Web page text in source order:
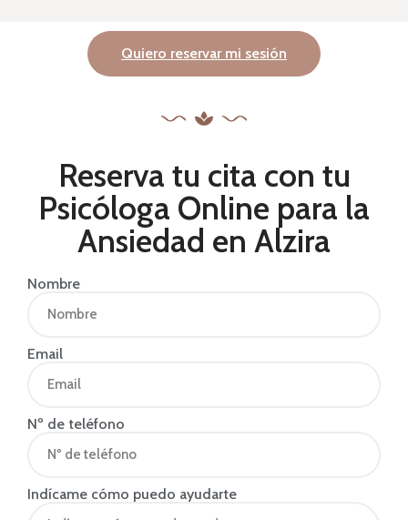
Quiero reservar mi sesión
Reserva tu cita con tu
Psicóloga Online para la
Ansiedad en Alzira
Nombre
Email
Nº de teléfono
Indícame cómo puedo ayudarte